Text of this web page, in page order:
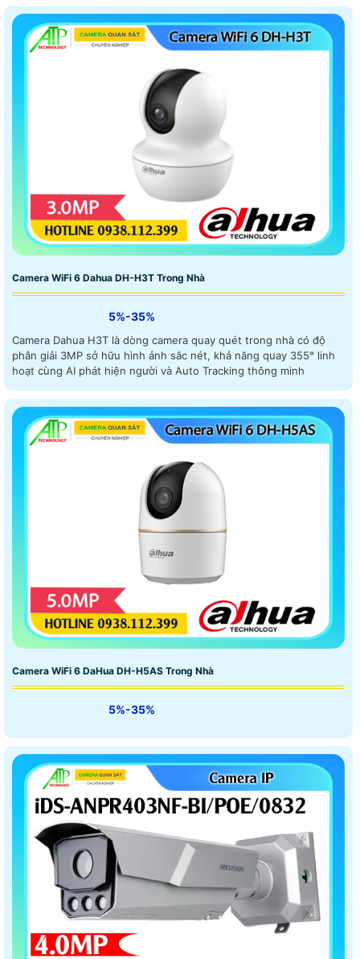
Camera WiFi 6 Dahua DH-H3T Trong Nhà
5%-35%
Camera Dahua H3T là dòng camera quay quét trong nhà có độ
phân giải 3MP sở hữu hình ảnh sắc nét, khả năng quay 355° linh
hoạt cùng AI phát hiện người và Auto Tracking thông minh
Camera WiFi 6 DaHua DH-H5AS Trong Nhà
5%-35%